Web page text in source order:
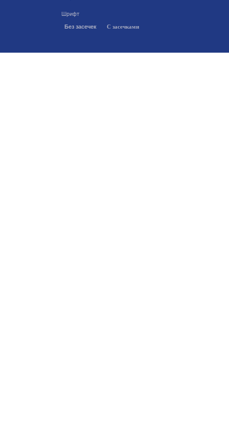
Шрифт
Без засечек С засечками